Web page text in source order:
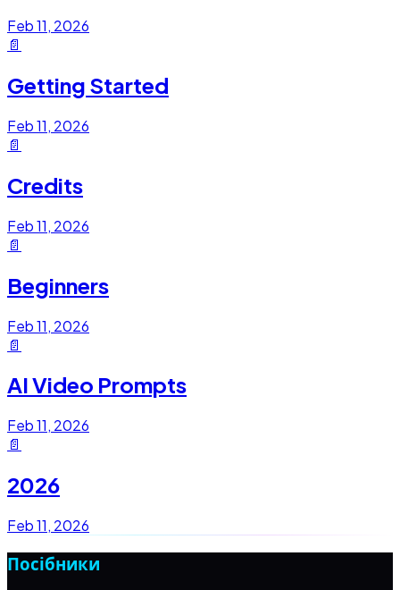
Feb 11, 2026
📄
Getting Started
Feb 11, 2026
📄
Credits
Feb 11, 2026
📄
Beginners
Feb 11, 2026
📄
AI Video Prompts
Feb 11, 2026
📄
2026
Feb 11, 2026
Посібники